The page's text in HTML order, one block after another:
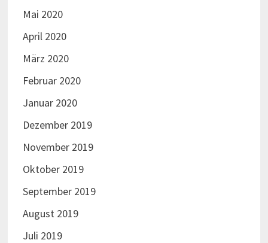
Mai 2020
April 2020
März 2020
Februar 2020
Januar 2020
Dezember 2019
November 2019
Oktober 2019
September 2019
August 2019
Juli 2019